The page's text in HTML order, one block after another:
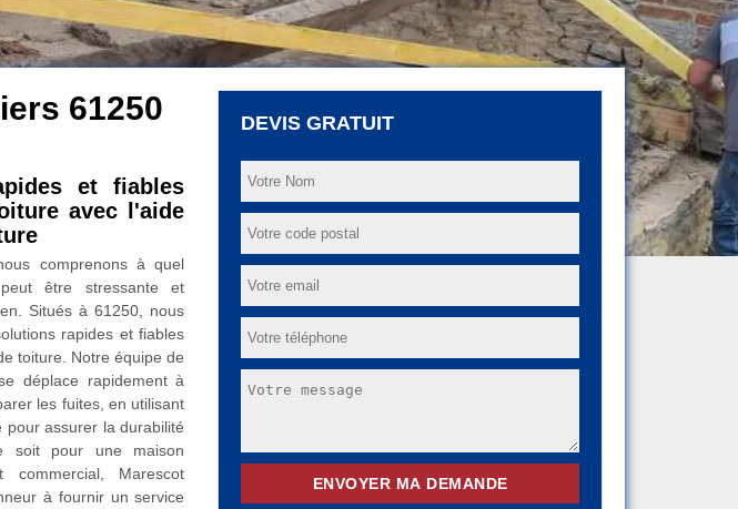
61250
et fiables
avec l'aide
comprenons à quel
être stressante et
Situés à 61250, nous
rapides et fiables
toiture. Notre équipe de
déplace rapidement à
les fuites, en utilisant
pour assurer la durabilité
soit pour une maison
Marescot
à fournir un service
DEVIS GRATUIT